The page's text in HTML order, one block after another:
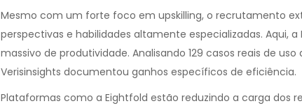
Mesmo com um forte foco em upskilling, o recrutamento
perspectivas e habilidades altamente especializadas. Aqui,
massivo de produtividade. Analisando 129 casos reais de
Verisinsights documentou ganhos específicos de eficiência.
Plataformas como a Eightfold estão reduzindo a carga dos